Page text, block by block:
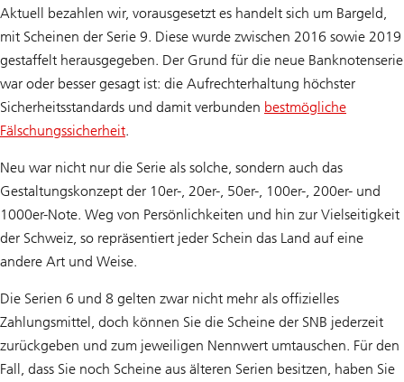
Aktuell bezahlen wir, vorausgesetzt es handelt sich um Bargeld,
mit Scheinen der Serie 9. Diese wurde zwischen 2016 sowie 2019
gestaffelt herausgegeben. Der Grund für die neue Banknotenserie
war oder besser gesagt ist: die Aufrechterhaltung höchster
Sicherheitsstandards und damit verbunden bestmögliche
Fälschungssicherheit.
Neu war nicht nur die Serie als solche, sondern auch das
Gestaltungskonzept der 10er-, 20er-, 50er-, 100er-, 200er- und
1000er-Note. Weg von Persönlichkeiten und hin zur Vielseitigkeit
der Schweiz, so repräsentiert jeder Schein das Land auf eine
andere Art und Weise.
Die Serien 6 und 8 gelten zwar nicht mehr als offizielles
Zahlungsmittel, doch können Sie die Scheine der SNB jederzeit
zurückgeben und zum jeweiligen Nennwert umtauschen. Für den
Fall, dass Sie noch Scheine aus älteren Serien besitzen, haben Sie